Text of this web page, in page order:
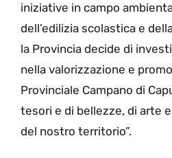
iniziative in campo
dell’edilizia scolastica e
la Provincia decide di
nella valorizzazione e
Provinciale Campano di
tesori e di bellezze, di arte
del nostro territorio”.